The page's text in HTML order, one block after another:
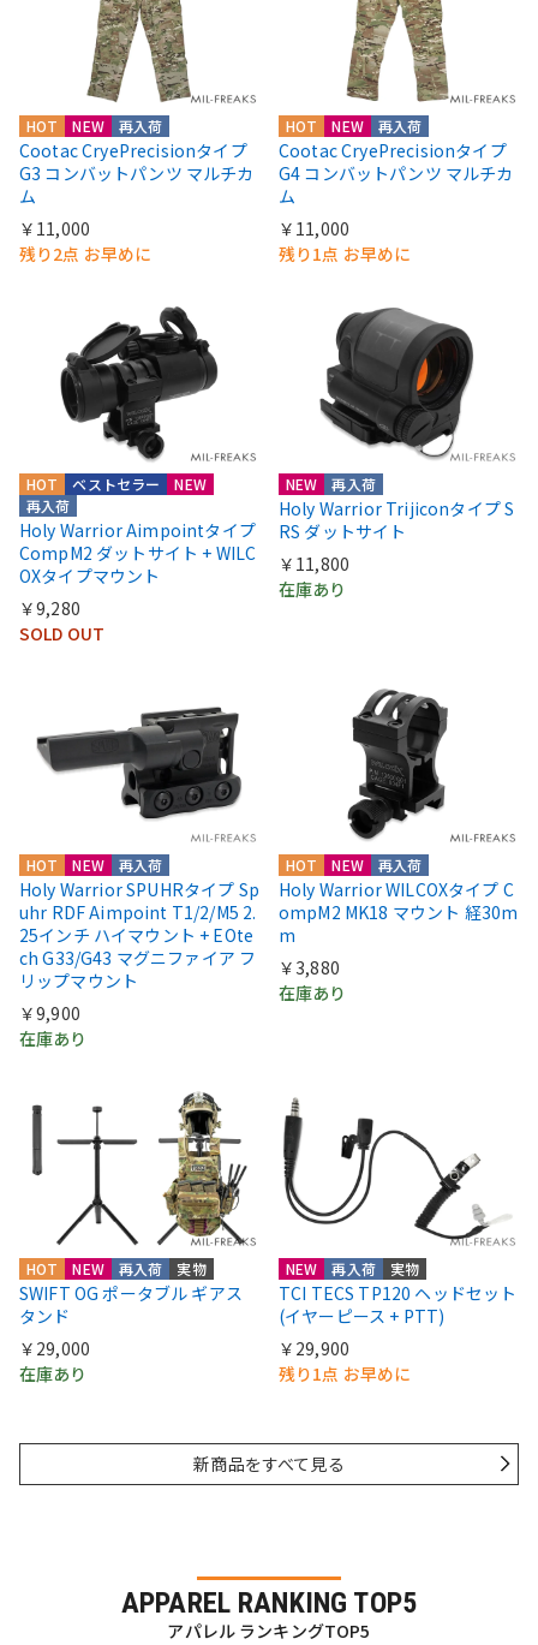
HOT NEW 再入荷
Cootac CryePrecisionタイプ
G3 コンバットパンツ マルチカ
ム
￥11,000
残り2点 お早めに
HOT NEW 再入荷
Cootac CryePrecisionタイプ
G4 コンバットパンツ マルチカ
ム
￥11,000
残り1点 お早めに
HOT
NEW
再入荷
ベストセラー
Holy Warrior Aimpointタイプ
CompM2 ダットサイト + WILC
OXタイプマウント
￥9,280
SOLD OUT
NEW 再入荷
Holy Warrior Trijiconタイプ S
RS ダットサイト
￥11,800
在庫あり
HOT NEW 再入荷
Holy Warrior SPUHRタイプ Sp
uhr RDF Aimpoint T1/2/M5 2.
25インチ ハイマウント + EOte
ch G33/G43 マグニファイア フ
リップマウント
￥9,900
在庫あり
HOT NEW 再入荷
Holy Warrior WILCOXタイプ C
ompM2 MK18 マウント 経30m
m
￥3,880
在庫あり
HOT NEW 再入荷 実物
SWIFT OG ポータブル ギアス
タンド
￥29,000
在庫あり
NEW 再入荷 実物
TCI TECS TP120 ヘッドセット
(イヤーピース + PTT)
￥29,900
残り1点 お早めに
新商品をすべて見る
APPAREL RANKING TOP5
アパレル ランキングTOP5